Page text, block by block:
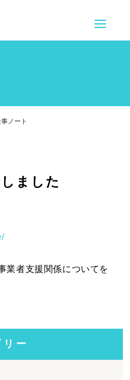
事ノート
ました
業者支援関係についてを
リー